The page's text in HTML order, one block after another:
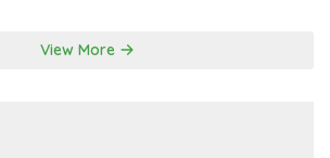
View More